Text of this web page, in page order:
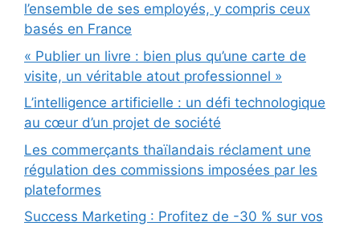
l’ensemble de ses employés, y compris ceux
basés en France
« Publier un livre : bien plus qu’une carte de
visite, un véritable atout professionnel »
L’intelligence artificielle : un défi technologique
au cœur d’un projet de société
Les commerçants thaïlandais réclament une
régulation des commissions imposées par les
plateformes
Success Marketing : Profitez de -30 % sur vos